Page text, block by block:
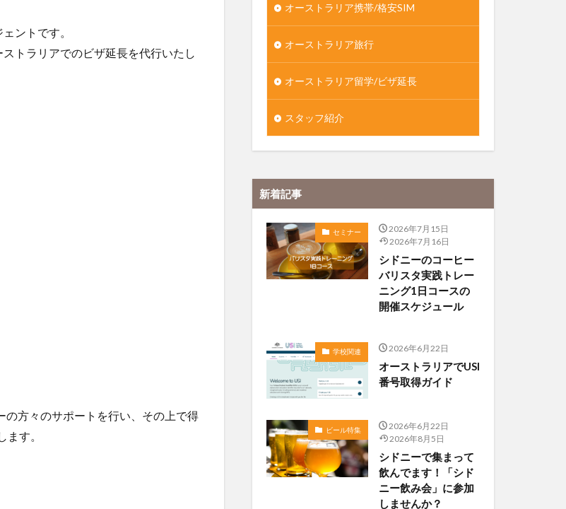
ントです。
トラリアでのビザ延長を代行いたし
方々のサポートを行い、その上で得
す。
オーストラリア携帯/格安SIM
オーストラリア旅行
オーストラリア留学/ビザ延長
スタッフ紹介
新着記事
セミナー
2026年7月15日
2026年7月16日
シドニーのコーヒー
バリスタ実践トレー
ニング1日コースの
開催スケジュール
学校関連 2026年6月22日
オーストラリアでUSI
番号取得ガイド
ビール特集
2026年6月22日
2026年8月5日
シドニーで集まって
飲んでます！「シド
ニー飲み会」に参加
しませんか？